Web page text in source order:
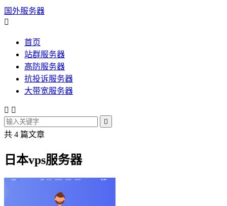
国外服务器

首页
站群服务器
高防服务器
抗投诉服务器
大带宽服务器
 

共 4 篇文章
日本vps服务器